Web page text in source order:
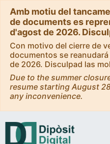
Amb motiu del
de documents es
d'agost de 2026.
Con motivo del cierre de
documentos se
de 2026. Disculpad las
Due to the summer
resume starting August
any inconvenience.